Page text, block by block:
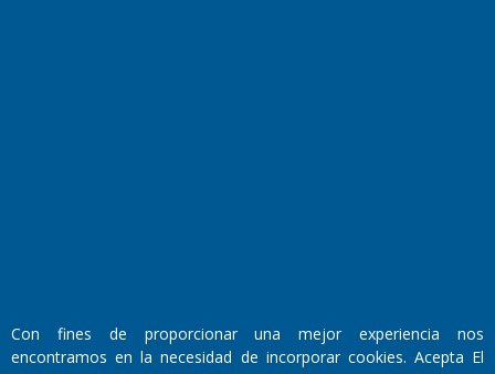
Walter René Goñi
Con fines de proporcionar una mejor experiencia nos
encontramos en la necesidad de incorporar cookies. Acepta El